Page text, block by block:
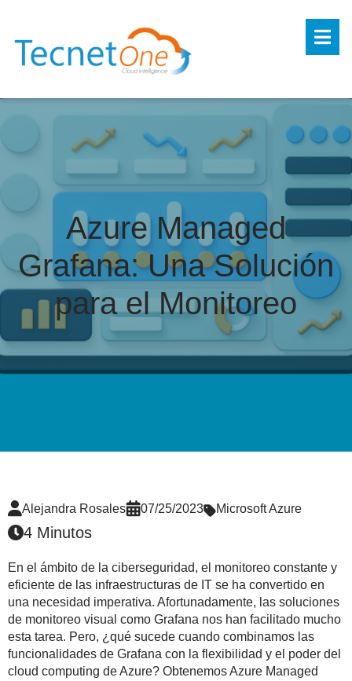
Azure Managed
Grafana: Una Solución
para el Monitoreo
Alejandra Rosales 07/25/2023 Microsoft Azure
4 Minutos
En el ámbito de la ciberseguridad, el monitoreo constante y
eficiente de las infraestructuras de IT se ha convertido en
una necesidad imperativa. Afortunadamente, las soluciones
de monitoreo visual como Grafana nos han facilitado mucho
esta tarea. Pero, ¿qué sucede cuando combinamos las
funcionalidades de Grafana con la flexibilidad y el poder del
cloud computing de Azure? Obtenemos Azure Managed